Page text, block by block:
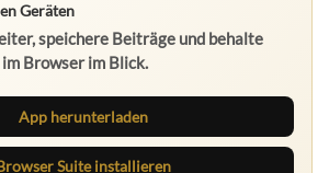
Geräten
speichere Beiträge und behalte
Browser im Blick.
App herunterladen
Suite installieren